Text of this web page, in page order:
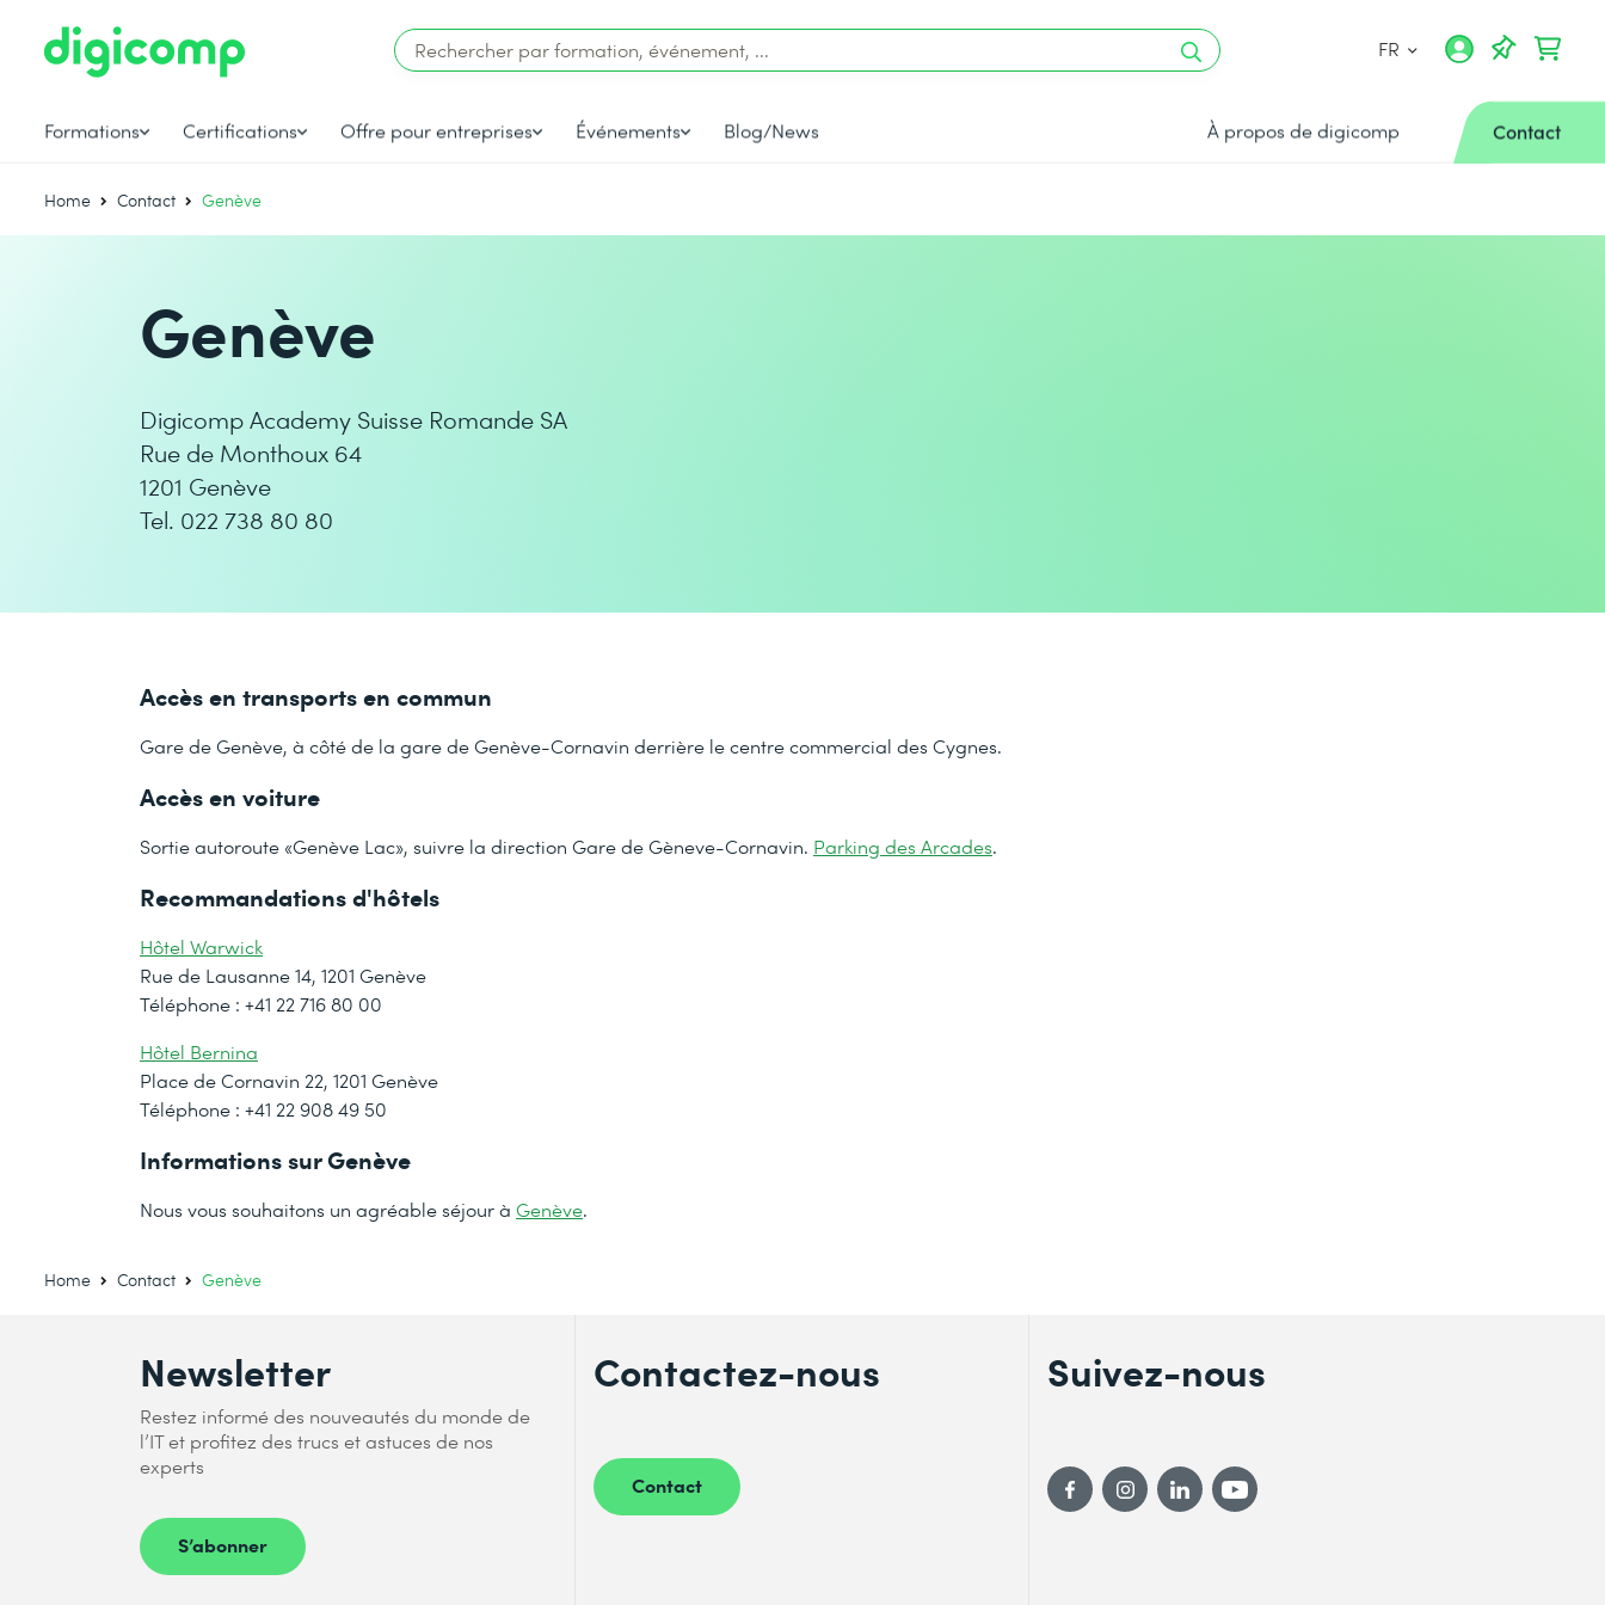
FR
Formations Certifications Offre pour entreprises Événements Blog/News À propos de digicomp Contact
Home Contact Genève
Genève
Digicomp Academy Suisse Romande SA
Rue de Monthoux 64
1201 Genève
Tel. 022 738 80 80
Accès en transports en commun
Gare de Genève, à côté de la gare de Genève-Cornavin derrière le centre commercial des Cygnes.
Accès en voiture
Sortie autoroute «Genève Lac», suivre la direction Gare de Gèneve-Cornavin. Parking des Arcades.
Recommandations d'hôtels
Hôtel Warwick
Rue de Lausanne 14, 1201 Genève
Téléphone : +41 22 716 80 00
Hôtel Bernina
Place de Cornavin 22, 1201 Genève
Téléphone : +41 22 908 49 50
Informations sur Genève
Nous vous souhaitons un agréable séjour à Genève.
Home Contact Genève
Newsletter
Restez informé des nouveautés du monde de
l’IT et profitez des trucs et astuces de nos
experts
S’abonner
Contactez-nous
Contact
Suivez-nous